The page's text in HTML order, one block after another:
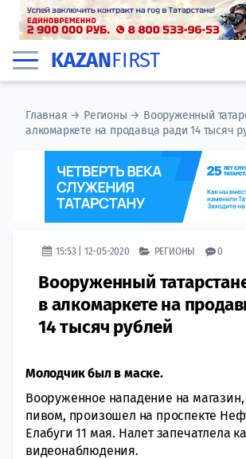
KAZANFIRST
Главная → Регионы → Вооруженный
алкомаркете на продавца ради 14 тысяч
15:53 | 12-05-2020 РЕГИОНЫ 0
Вооруженный
в алкомаркете на
14 тысяч рублей
Молодчик был в маске.
Вооруженное нападение на магазин,
пивом, произошел на проспекте
Елабуги 11 мая. Налет запечатлела
видеонаблюдения.